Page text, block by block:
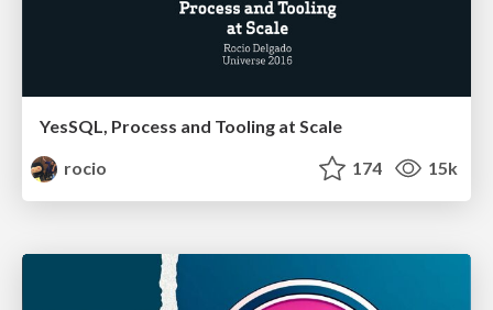
YesSQL, Process and Tooling at Scale
rocio
174 15k